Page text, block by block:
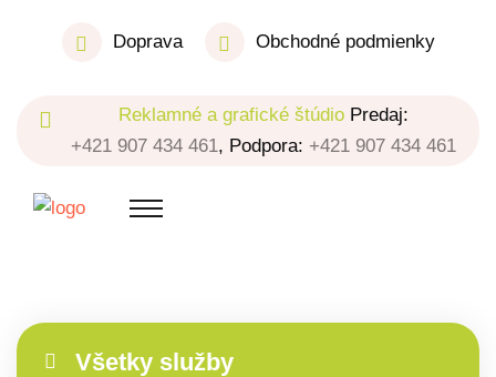
Doprava Obchodné podmienky
Reklamné a grafické štúdio Predaj:
+421 907 434 461, Podpora: +421 907 434 461
Všetky služby